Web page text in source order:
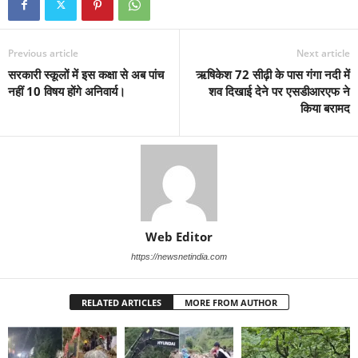
Previous article
सरकारी स्कूलों में इस कक्षा से अब पांच
नहीं 10 विषय होंगे अनिवार्य।
Next article
ऋषिकेश 72 सीढ़ी के पास गंगा नदी में
शव दिखाई देने पर एसडीआरएफ ने
किया बरामद
Web Editor
https://newsnetindia.com
RELATED ARTICLES MORE FROM AUTHOR